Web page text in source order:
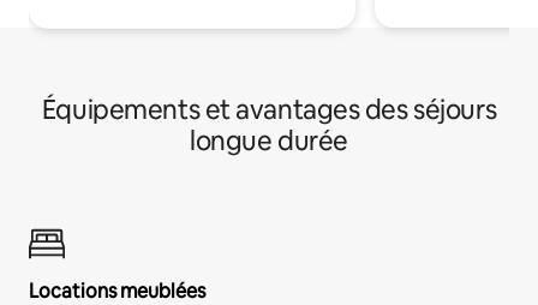
Équipements et avantages des séjours
longue durée
Locations meublées